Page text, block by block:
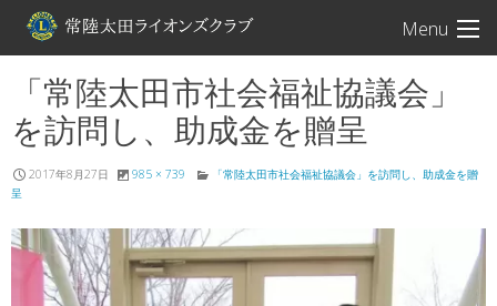
Menu
常陸太田ライオン
「常陸太田市社会福祉協議会」
を訪問し、助成金を贈呈
2017年8月27日 985 × 739
「常陸太田市社会福祉協議会」を訪問し、助成金を贈
呈